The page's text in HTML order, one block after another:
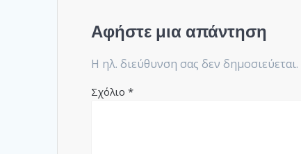
Αφήστε μια απάντηση
Η ηλ. διεύθυνση σας δεν δημοσιεύεται.
Σχόλιο*